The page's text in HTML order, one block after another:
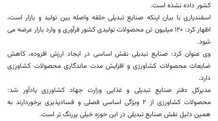
کشور داده نشده است.
اسفندیاری با بیان اینکه صنایع تبدیلی حلقه واصله بین تولید و بازار است،
اظهار کرد: 120 میلیون تن محصولات تولیدی کشور فرآوری و وارد بازار عرضه می
شود.
وی عنوان کرد: صنایع تبدیلی نقش اساسی در ایجاد ارزش افزوده، کاهش
ضایعات محصولات کشاورزی و افزایش مدت ماندگاری محصولات کشاورزی
دارد.
مدیرکل دفتر صنایع تبدیلی و غذایی وزارت جهاد کشاورزی یادآور شد:
محصولات کشاورزی از 2 ویژگی اساسی فصلی و فسادپذیری برخوردارند به
همین دلیل نقش صنایع تبدیلی در این حوزه خیلی پررنگ تر است.